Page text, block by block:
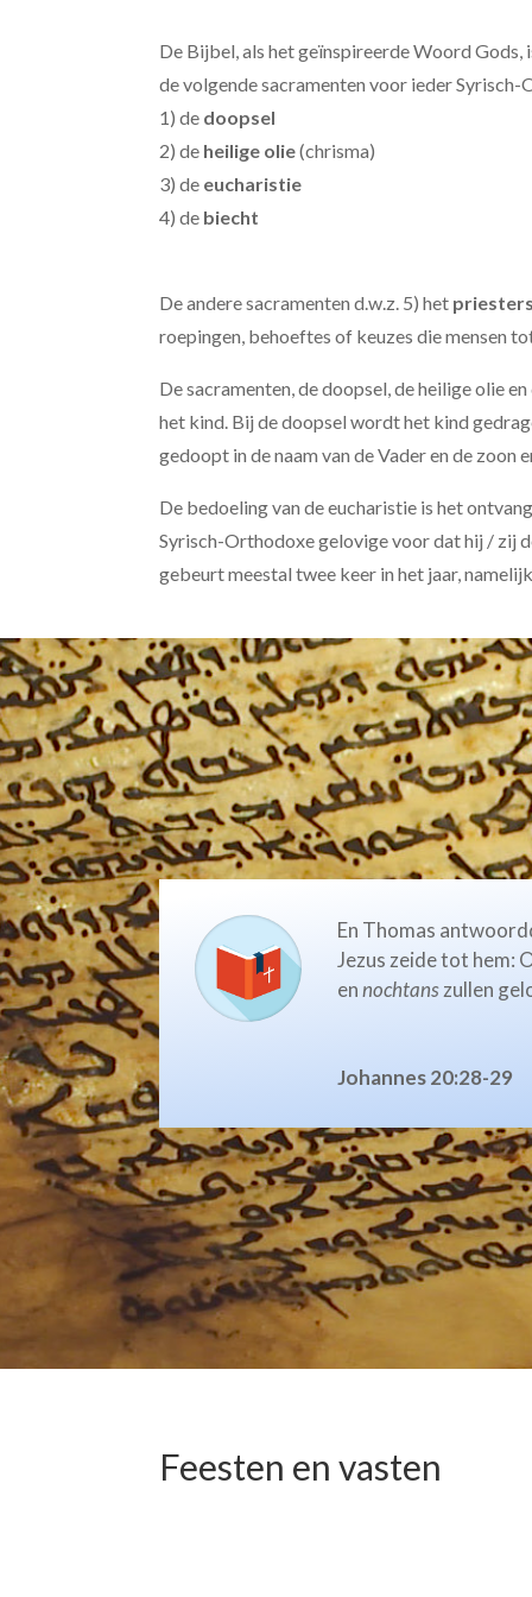
De Bijbel, als het geïnspireerde Woord
de volgende sacramenten voor ieder
1) de doopsel
2) de heilige olie(chrisma)
3) de eucharistie
4) de biecht
De andere sacramenten d.w.z. 5)het
roepingen, behoeftes of keuzes die mensen
De sacramenten, de doopsel, de heilige olie
het kind. Bij de doopsel wordt het kind
gedoopt in de naam van de Vader en de zoon
De bedoeling van de eucharistie is het
Syrisch-Orthodoxe gelovige voor dat hij / zij
gebeurt meestal twee keer in het jaar,
En Thomas
Jezus zeide tot hem:
ennochtanszullen
Johannes 20:28-29
Feesten en vasten